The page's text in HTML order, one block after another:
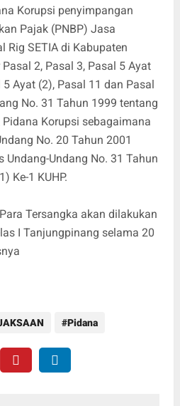
Korupsi penyimpangan
Pajak (PNBP) Jasa
Rig SETIA di Kabupaten
2, Pasal 3, Pasal 5 Ayat
Ayat (2), Pasal 11 dan Pasal
No. 31 Tahun 1999 tentang
Korupsi sebagaimana
No. 20 Tahun 2001
Undang-Undang No. 31 Tahun
Ke-1 KUHP.
Tersangka akan dilakukan
I Tanjungpinang selama 20
Pidana